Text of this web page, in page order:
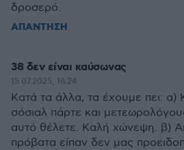
δροσερό.
ΑΠΑΝΤΗΣΗ
38 δεν είναι καύσωνας
15.07.2025, 16:24
Κατά τα άλλα, τα έχουμε πει: α)
σόσιαλ πάρτε και
αυτό θέλετε. Καλή χώνεψη. β)
πρόβατα είπαν δεν μας